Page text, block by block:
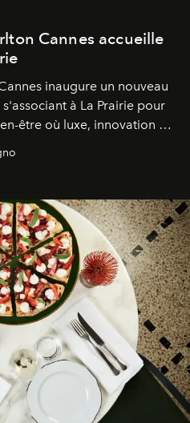
Cannes accueille
inaugure un nouveau
à La Prairie pour
être où luxe, innovation et